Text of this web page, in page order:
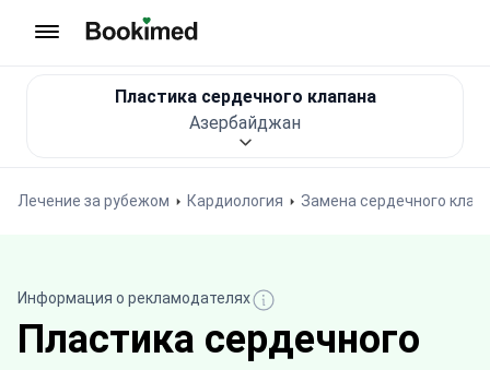
Лечение за рубежом Кардиология Замена сердечного
Пластика сердечного клапана
Азербайджан
Информация о рекламодателях
Пластика сердечного